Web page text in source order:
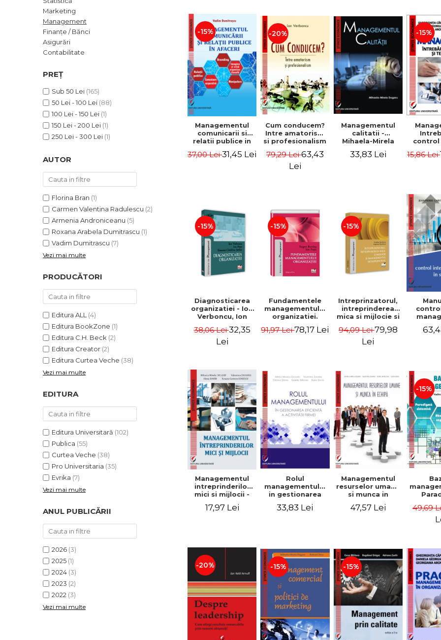
ADMINISTRATIVE
ȘTIINȚE ECONOMICE
ȘTIINȚE EXACTE
EDUCAȚIE FIZICĂ ȘI SPORT
PREUNIVERSITARIA
PACHETE DE STUDIU
PROMOȚIILE LUNII
Cum Cumpăr
Politica de Retur
Formular de Retur
Marketing
Management
Finanțe / Bănci
Asigurări
Contabilitate
PREȚ
Sub 50 Lei (165)
50 Lei - 100 Lei (88)
100 Lei - 150 Lei (1)
150 Lei - 200 Lei (1)
250 Lei - 300 Lei (1)
AUTOR
Florina Bran (1)
Carmen Valentina Radulescu (2)
Armenia Androniceanu (5)
Roxana Arabela Dumitrascu (1)
Vadim Dumitrascu (7)
Vezi mai multe
PRODUCĂTORI
Editura ALL (4)
Editura BookZone (1)
Editura C.H. Beck (2)
Editura Creator (2)
Editura Curtea Veche (38)
Vezi mai multe
EDITURA
Editura Universitară (102)
Publica (55)
Curtea Veche (38)
Pro Universitaria (35)
Evrika (7)
Vezi mai multe
ANUL PUBLICĂRII
2026 (3)
2025 (1)
2024 (3)
2023 (2)
2022 (3)
Vezi mai multe
-15%
Managementul
comunicarii si
relatii publice in
Dumitrascu
37,00 Lei31,45 Lei
-20%
Cum conducem?
Intre amatorism
si profesionalism
79,29 Lei63,43
Lei
Managementul
calitatii -
Mihaela-Mirela
33,83 Lei
-15%
15,86 Lei
-15%
Diagnosticarea
organizatiei - Ion
Verboncu, Ion
Catalina Stefan
38,06 Lei32,35
Lei
-15%
Fundamentele
managementului
organizatiei.
Eugen Burdus,
91,97 Lei78,17 Lei
-15%
Intreprinzatorul,
intreprinderea
mica si mijlocie si
intreprenorial -
Ovidiu Nicolescu,
94,09 Lei79,98
Lei
Managementul
intreprinderilor
mici si mijlocii -
Elena David,
Mihaela-Mirela
17,97 Lei
Rolul
managementului
in gestionarea
eficienta a
activitatii firmei -
Dogaru,
Valentina Zaharia
33,83 Lei
Managementul
resurselor umane
si munca in
47,57 Lei
-15%
49,69
-20% -15% -15%